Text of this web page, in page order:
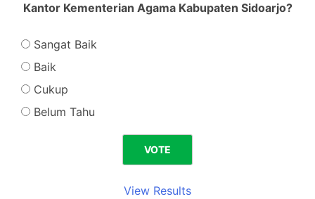
Kantor Kementerian Agama Kabupaten Sidoarjo?
Sangat Baik
Baik
Cukup
Belum Tahu
View Results